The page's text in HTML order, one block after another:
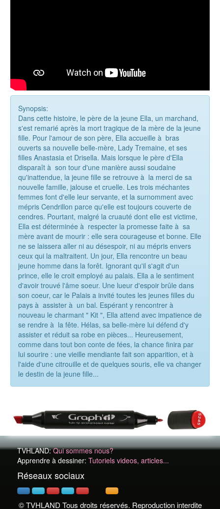
Synopsis:
Dans cette histoire, le père de la jeune Ella, un marchand,
s'est remarié après la mort tragique de la mère de la jeune
fille. Pour l'amour de son père, Ella accueille à bras
ouverts sa nouvelle belle-mère, Lady Tremaine, et ses
filles Anastasia et Drisella. Mais lorsque le père d'Ella
disparaît à son tour d'une manière aussi soudaine
qu'inattendue, la jeune fille se retrouve à la merci de sa
nouvelle famille, jalouse et cruelle. Les trois méchantes
femmes font d'elle leur servante, et la surnomment avec
mépris Cendrillon parce qu'elle est toujours couverte de
cendres. Pourtant, malgré la cruauté dont elle est victime,
Ella est déterminée à respecter la promesse faite à sa
mère avant de mourir : elle sera courageuse et bonne. Elle
ne se laissera aller ni au désespoir, ni au mépris envers
ceux qui la maltraitent. Un jour, Ella rencontre un beau
jeune homme dans la forêt. Ignorant qu'il s'agit d'un
prince, elle le croit employé au palais. Ella a le sentiment
d'avoir trouvé l'âme soeur. Une lueur d'espoir brûle dans
son coeur, car le Palais a invité toutes les jeunes filles du
pays à assister à un bal. Espérant y rencontrer à
nouveau le charmant " Kit ", Ella attend avec impatience de
se rendre à la fête. Hélas, sa belle-mère lui défend d'y
assister et réduit sa robe en pièces... Heureusement,
comme dans tout bon conte de fées, la chance finira par
lui sourire : une vieille mendiante fait son apparition, et à
l'aide d'une citrouille et de quelques souris, elle va changer
le destin de la jeune fille...
TVHLAND:Qui sommes nous?
Apprendre à dessiner: Tutoriels videos, articles...
Réseaux sociaux
© TVHLAND Tous droits réservés. Reproduction interdite